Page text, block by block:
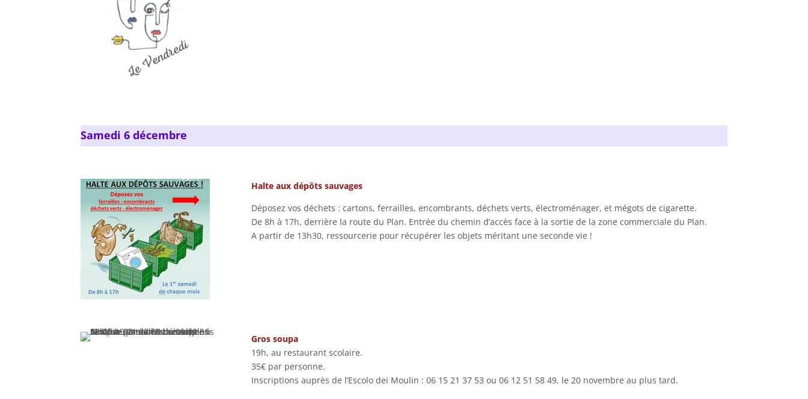
Samedi 6 décembre
Halte aux dépôts sauvages
Déposez vos déchets : cartons, ferrailles, encombrants, déchets verts, électroménager, et mégots de cigarette.
De 8h à 17h, derrière la route du Plan. Entrée du chemin d’accès face à la sortie de la zone commerciale du Plan.
A partir de 13h30, ressourcerie pour récupérer les objets méritant une seconde vie !
Gros soupa
19h, au restaurant scolaire.
35€ par personne.
Inscriptions auprès de l’Escolo dei Moulin : 06 15 21 37 53 ou 06 12 51 58 49, le 20 novembre au plus tard.